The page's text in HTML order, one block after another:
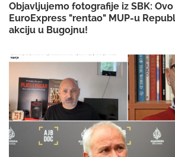
Objavljujemo fotografije iz SBK:
EuroExpress "rentao" MUP-u
akciju u Bugojnu!